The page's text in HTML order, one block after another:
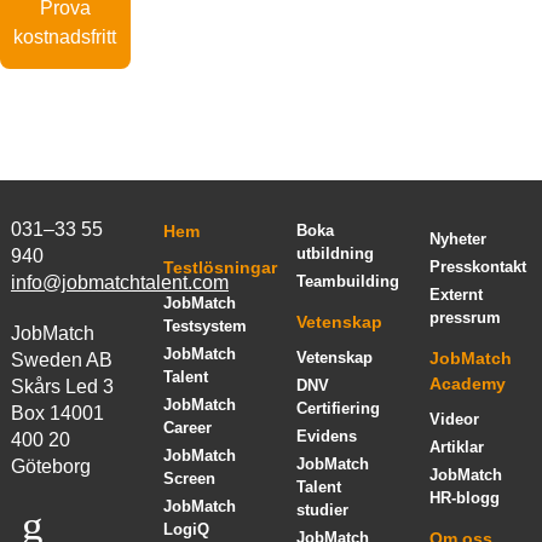
Prova
kostnadsfritt
031–33 55
940
info@jobmatchtalent.com
JobMatch
Sweden AB
Skårs Led 3
Box 14001
400 20
Göteborg
Hem
Testlösningar
JobMatch
Testsystem
JobMatch
Talent
JobMatch
Career
JobMatch
Screen
JobMatch
LogiQ
Boka
utbildning
Teambuilding
Vetenskap
Vetenskap
DNV
Certifiering
Evidens
JobMatch
Talent
studier
JobMatch
Nyheter
Presskontakt
Externt
pressrum
JobMatch
Academy
Videor
Artiklar
JobMatch
HR-blogg